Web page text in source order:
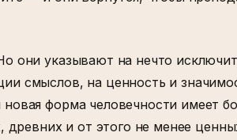
они указывают на нечто
смыслов, на ценность и
форма человечности имеет
и от этого не менее